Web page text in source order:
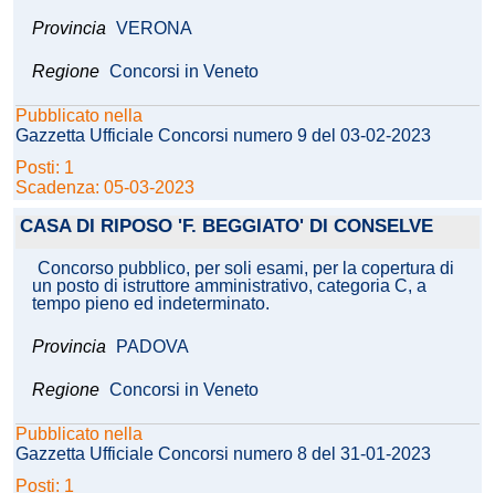
Provincia VERONA
Regione Concorsi in Veneto
Pubblicato nella
Gazzetta Ufficiale Concorsi numero 9 del 03-02-2023
Posti: 1
Scadenza: 05-03-2023
CASA DI RIPOSO 'F. BEGGIATO' DI CONSELVE
Concorso pubblico, per soli esami, per la copertura di
un posto di istruttore amministrativo, categoria C, a
tempo pieno ed indeterminato.
Provincia PADOVA
Regione Concorsi in Veneto
Pubblicato nella
Gazzetta Ufficiale Concorsi numero 8 del 31-01-2023
Posti: 1